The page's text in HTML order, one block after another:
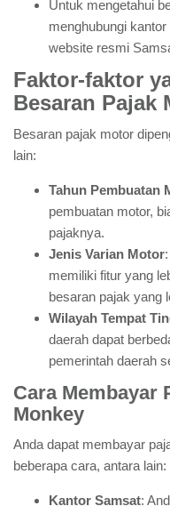
Untuk mengetahui
menghubungi
website resmi
Faktor-faktor
Besaran Pajak
Besaran pajak motor
lain:
Tahun Pembuatan
pembuatan motor,
pajaknya.
Jenis Varian Motor
memiliki fitur yang
besaran pajak yang
Wilayah Tempat
daerah dapat
pemerintah daerah
Cara Membayar
Monkey
Anda dapat membayar
beberapa cara, antara lain:
Kantor Samsat: